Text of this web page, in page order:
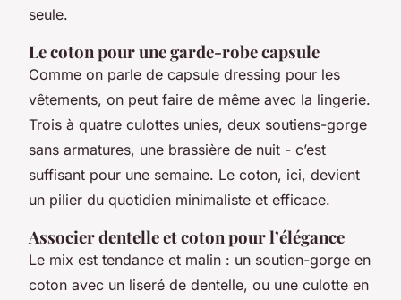
seule.
Le coton pour une garde-robe capsule
Comme on parle de capsule dressing pour les
vêtements, on peut faire de même avec la lingerie.
Trois à quatre culottes unies, deux soutiens-gorge
sans armatures, une brassière de nuit - c’est
suffisant pour une semaine. Le coton, ici, devient
un pilier du quotidien minimaliste et efficace.
Associer dentelle et coton pour l’élégance
Le mix est tendance et malin : un soutien-gorge en
coton avec un liseré de dentelle, ou une culotte en